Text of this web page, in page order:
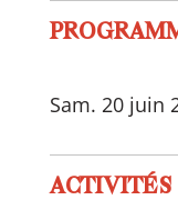
Sam. 20 juin
ACTIVITÉS